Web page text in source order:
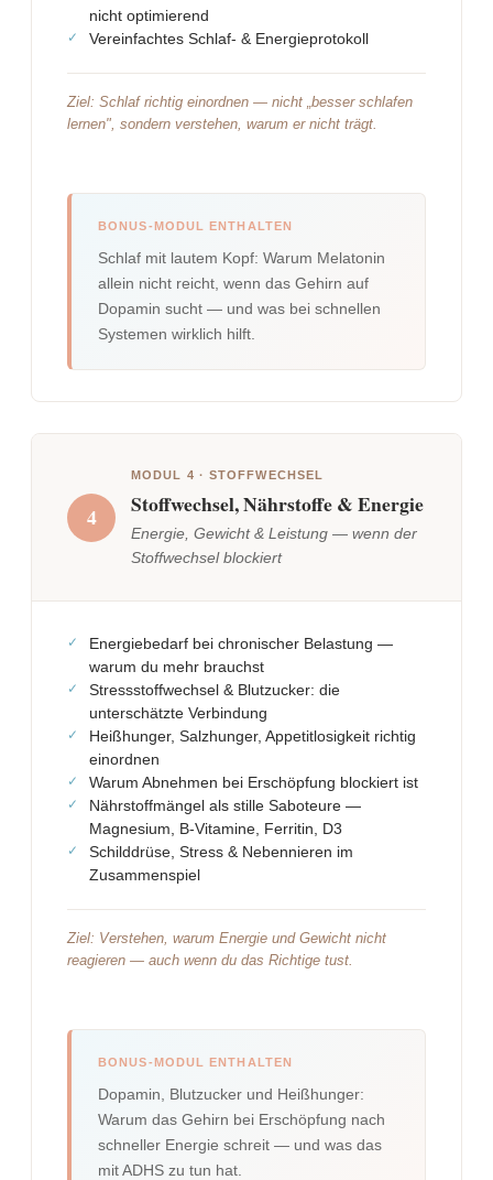
nicht optimierend
Vereinfachtes Schlaf- & Energieprotokoll
Ziel: Schlaf richtig einordnen — nicht „besser schlafen
lernen", sondern verstehen, warum er nicht trägt.
BONUS-MODUL ENTHALTEN
Schlaf mit lautem Kopf: Warum Melatonin
allein nicht reicht, wenn das Gehirn auf
Dopamin sucht — und was bei schnellen
Systemen wirklich hilft.
4
MODUL 4 · STOFFWECHSEL
Stoffwechsel, Nährstoffe & Energie
Energie, Gewicht & Leistung — wenn der
Stoffwechsel blockiert
Energiebedarf bei chronischer Belastung —
warum du mehr brauchst
Stressstoffwechsel & Blutzucker: die
unterschätzte Verbindung
Heißhunger, Salzhunger, Appetitlosigkeit richtig
einordnen
Warum Abnehmen bei Erschöpfung blockiert ist
Nährstoffmängel als stille Saboteure —
Magnesium, B-Vitamine, Ferritin, D3
Schilddrüse, Stress & Nebennieren im
Zusammenspiel
Ziel: Verstehen, warum Energie und Gewicht nicht
reagieren — auch wenn du das Richtige tust.
BONUS-MODUL ENTHALTEN
Dopamin, Blutzucker und Heißhunger:
Warum das Gehirn bei Erschöpfung nach
schneller Energie schreit — und was das
mit ADHS zu tun hat.